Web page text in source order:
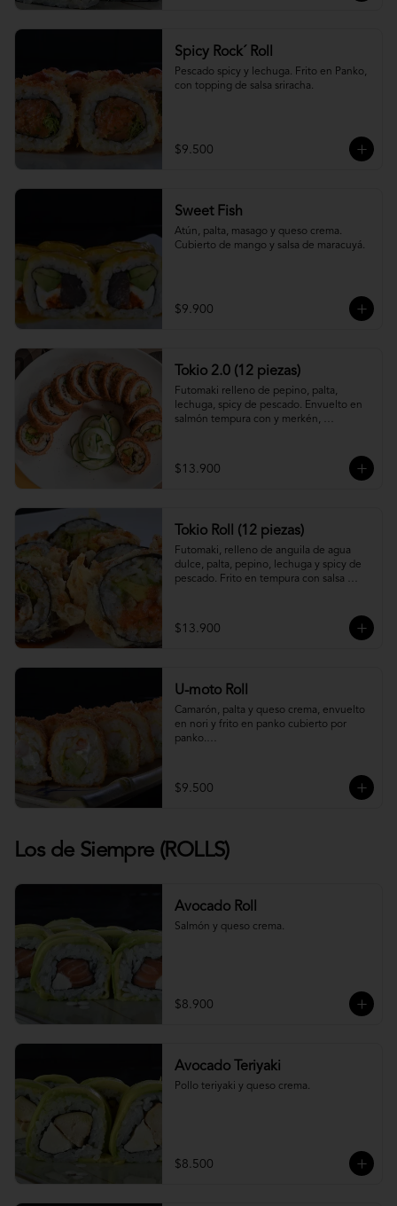
Spicy Rock´ Roll
Pescado spicy y lechuga. Frito en Panko,
con topping de salsa sriracha.
$9.500
Sweet Fish
Atún, palta, masago y queso crema.
Cubierto de mango y salsa de maracuyá.
$9.900
Tokio 2.0 (12 piezas)
Futomaki relleno de pepino, palta,
lechuga, spicy de pescado. Envuelto en
salmón tempura con y merkén,
$13.900
Tokio Roll (12 piezas)
Futomaki, relleno de anguila de agua
dulce, palta, pepino, lechuga y spicy de
pescado. Frito en tempura con salsa
$13.900
U-moto Roll
Camarón, palta y queso crema, envuelto
en nori y frito en panko cubierto por
panko.
$9.500
Los de Siempre (ROLLS)
Avocado Roll
Salmón y queso crema.
$8.900
Avocado Teriyaki
Pollo teriyaki y queso crema.
$8.500